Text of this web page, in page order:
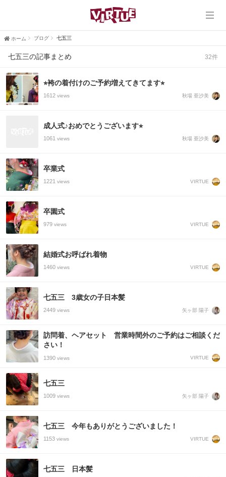
ホーム
ヘアスタイル
ホーム ブログ 七五三
七五三の記事まとめ 32件
⭐︎袴の着付けのご予約増えてきてます⭐︎
1612 views 秋場 亜沙美
成人式♪おめでとうございます⭐︎
1061 views 秋場 亜沙美
卒業式
1221 views VIRTUE
卒園式
979 views VIRTUE
結婚式お呼ばれ着物
1460 views VIRTUE
七五三 3歳女の子日本髪
2449 views 矢ヶ部 陽子
訪問着、ヘアセット 営業時間外のご予約はご相談くだ
さい！
1390 views VIRTUE
七五三
1009 views 矢ヶ部 陽子
七五三 今年もありがとうございました！
1153 views VIRTUE
七五三 日本髪